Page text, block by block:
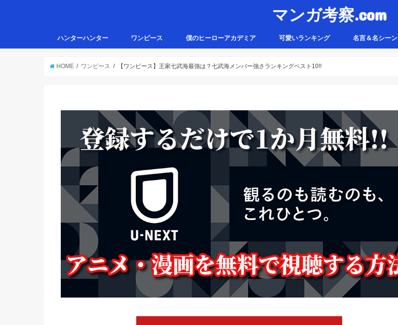
マンガ考察.com
ハンターハンター ワンピース 僕のヒーローアカデミア 可愛いランキング 名言＆名シーン
HOME ワンピース 【ワンピース】王家七武海最強は？七武海メンバー強さランキングベスト10!!